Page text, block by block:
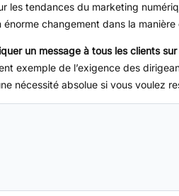
les tendances du marketing
énorme changement dans la
un message à tous les clients
exemple de l’exigence des
nécessité absolue si vous voulez